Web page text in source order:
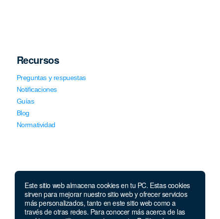
Este sitio web almacena cookies en tu PC. Estas cookies
sirven para mejorar nuestro sitio web y ofrecer servicios
más personalizados, tanto en este sitio web como a
través de otras redes. Para conocer más acerca de las
Recursos
Preguntas y respuestas
Notificaciones
Guías
Blog
Normatividad
Llámanos